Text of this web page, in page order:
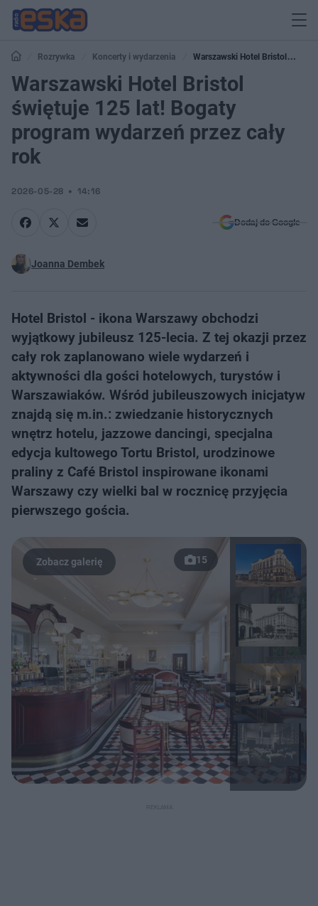
Rozrywka Koncerty i wydarzenia
Warszawski Hotel Bristol
świętuje 125 lat! Bogaty program wydarzeń przez cały rok
Warszawski Hotel Bristol
świętuje 125 lat! Bogaty
program wydarzeń przez cały
rok
2026-05-28 14:16
Dodaj do Google
Joanna Dembek
Hotel Bristol - ikona Warszawy obchodzi
wyjątkowy jubileusz 125-lecia. Z tej okazji przez
cały rok zaplanowano wiele wydarzeń i
aktywności dla gości hotelowych, turystów i
Warszawiaków. Wśród jubileuszowych inicjatyw
znajdą się m.in.: zwiedzanie historycznych
wnętrz hotelu, jazzowe dancingi, specjalna
edycja kultowego Tortu Bristol, urodzinowe
praliny z Café Bristol inspirowane ikonami
Warszawy czy wielki bal w rocznicę przyjęcia
pierwszego gościa.
15